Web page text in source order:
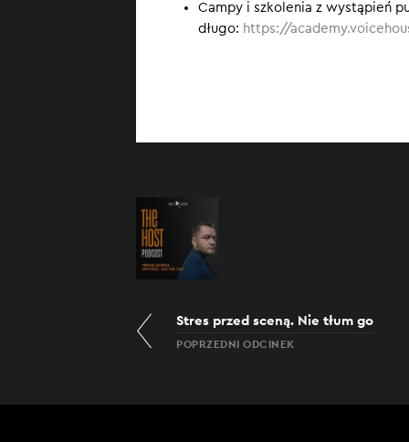
Campy i szkolenia z wystąpień
długo: https://
Stres przed sceną. Nie tłum go
POPRZEDNI ODCINEK